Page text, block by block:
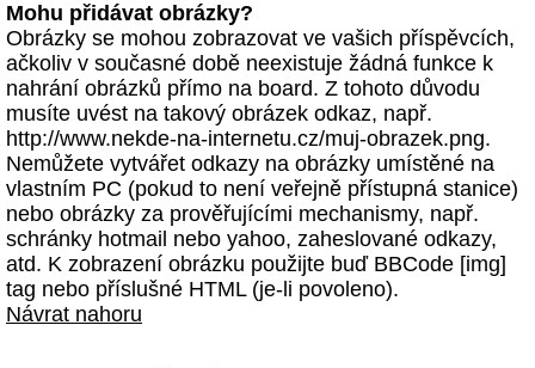
Mohu přidávat obrázky?
Obrázky se mohou zobrazovat ve vašich příspěvcích,
ačkoliv v současné době neexistuje žádná funkce k
nahrání obrázků přímo na board. Z tohoto důvodu
musíte uvést na takový obrázek odkaz, např.
http://www.nekde-na-internetu.cz/muj-obrazek.png.
Nemůžete vytvářet odkazy na obrázky umístěné na
vlastním PC (pokud to není veřejně přístupná stanice)
nebo obrázky za prověřujícími mechanismy, např.
schránky hotmail nebo yahoo, zaheslované odkazy,
atd. K zobrazení obrázku použijte buď BBCode [img]
tag nebo příslušné HTML (je-li povoleno).
Návrat nahoru